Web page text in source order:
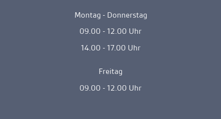
Montag - Donnerstag
09.00 - 12.00 Uhr
14.00 - 17.00 Uhr
Freitag
09.00 - 12.00 Uhr